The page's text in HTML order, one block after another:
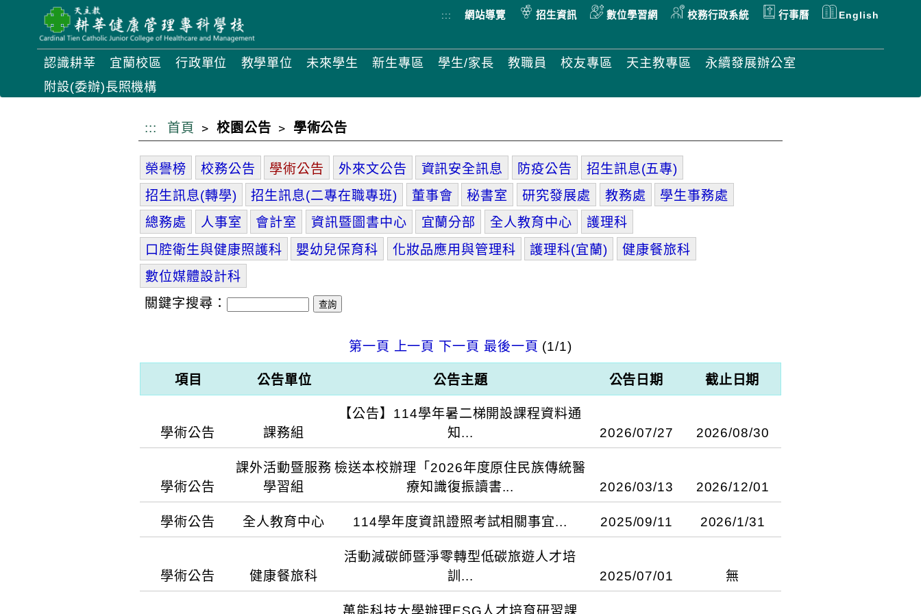
::: 網站導覽 招生資訊 數位學習網 校務行政系統 行事曆 English
認識耕莘 宜蘭校區 行政單位 教學單位 未來學生 新生專區 學生/家長 教職員 校友專區 天主教專區
永續發展辦公室
附設(委辦)長照機構
::: 首頁 校園公告 學術公告
榮譽榜 校務公告 學術公告 外來文公告 資訊安全訊息 防疫公告
招生訊息(五專)
招生訊息(轉學)
招生訊息(二專在職專班) 董事會 秘書室 研究發展處 教務處
學生事務處
總務處
人事室 會計室 資訊暨圖書中心 宜蘭分部 全人教育中心
護理科
口腔衛生與健康照護科
嬰幼兒保育科 化妝品應用與管理科 護理科(宜蘭)
健康餐旅科
數位媒體設計科
關鍵字搜尋：
第一頁 上一頁 下一頁 最後一頁 (1/1)
項目 公告單位 公告主題 公告日期 截止日期
學術公告 課務組
【公告】114學年暑二梯開設課程資料通
知...
2026/07/27 2026/08/30
【公告內容】
【公告】114學年暑二梯開設課程資料通知
https://drive.google.com/file/d/1pSKH8Dq6E0KYj5JO5AR7KJq6iup50V-8/view?
學術公告
課外活動暨服務
學習組
檢送本校辦理「2026年度原住民族傳統醫
療知識復振讀書...
2026/03/13 2026/12/01
【公告內容】
一、 為促進原住民族傳統醫療知識之保存、傳承與學習交流，本校規劃辦理「2026年度原住民族
傳統醫療知識復振讀書會」，邀請原住民族專家學者、文化工作者及部落實務者，透過線上講座
與交流方式，分享原住民族傳統醫療植物、巫儀文化、靈觀、生態知識及文化照顧等相關議題。
學術公告 全人教育中心 114學年度資訊證照考試相關事宜... 2025/09/11 2026/1/31
【公告內容】
應考對象：112學年度入學且尚未取得資訊證照之同學，請依個人時間規劃報名參加考試。 重要
學術公告 健康餐旅科
活動減碳師暨淨零轉型低碳旅遊人才培
訓...
2025/07/01 無